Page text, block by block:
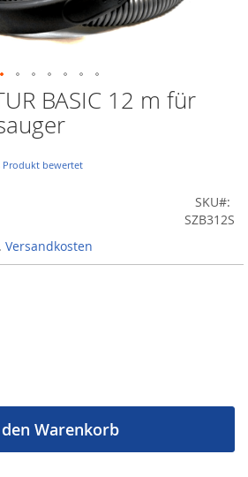
BASIC 12 m für
Produkt bewertet
Versandkosten
SKU
SZB312S
Warenkorb